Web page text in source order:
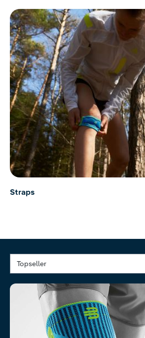
Straps